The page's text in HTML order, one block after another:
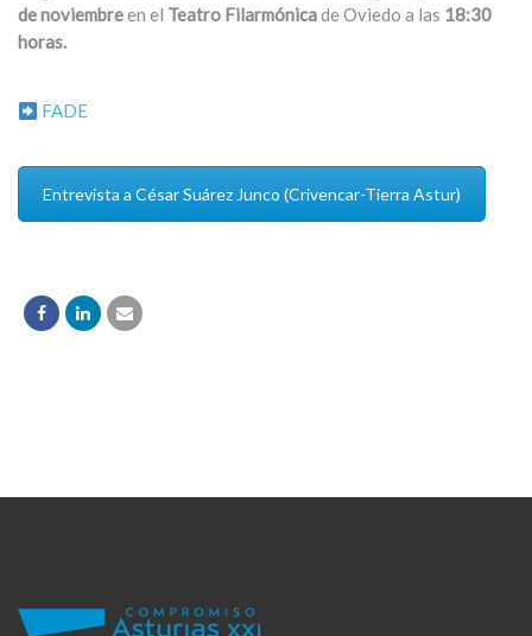
de noviembreen el Teatro Filarmónicade Oviedo a las 18:30
horas.
FADE
Entrevista a César Suárez Junco (Crivencar-Tierra Astur)